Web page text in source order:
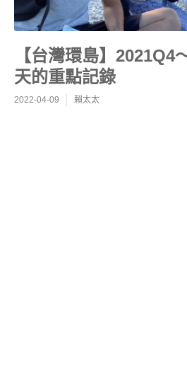
【台灣環島】2021Q4
天的重點記錄
2022-04-09 賴太太